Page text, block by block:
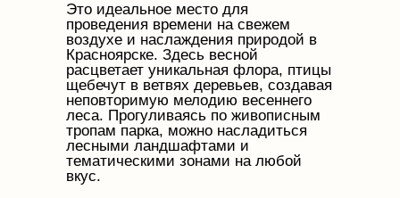
Это идеальное место для
проведения времени на свежем
воздухе и наслаждения природой в
Красноярске. Здесь весной
расцветает уникальная флора, птицы
щебечут в ветвях деревьев, создавая
неповторимую мелодию весеннего
леса. Прогуливаясь по живописным
тропам парка, можно насладиться
лесными ландшафтами и
тематическими зонами на любой
вкус.